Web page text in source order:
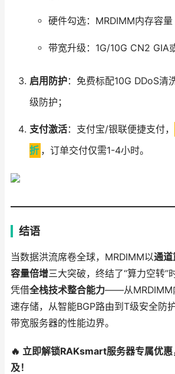
硬件勾选：MRDIMM内存容量
带宽升级：1G/10G CN2 GIA
启用防护：免费标配10G DDoS清
级防护；
支付激活：支付宝/银联便捷支付，
折 ，订单交付仅需1-4小时。
结语
当数据洪流席卷全球，MRDIMM以通道
容量倍增三大突破，终结了“算力空转”
凭借全栈技术整合能力——从MRDIMM
速存储，从智能BGP路由到T级安全
带宽服务器的性能边界。
🔥 立即解锁RAKsmart服务器专属优
及！